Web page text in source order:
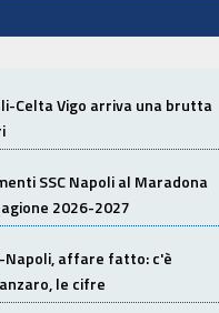
Celta Vigo arriva una brutta
SSC Napoli al Maradona
2026-2027
Napoli, affare fatto: c'è
le cifre